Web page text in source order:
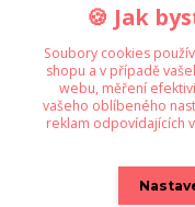
🍪 Jak
Soubory cookies
shopu a v případě
webu, měření
vašeho oblíbeného
reklam odpovídajících